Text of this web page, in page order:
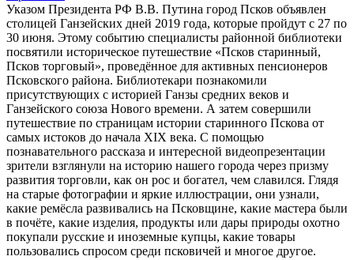
Указом Президента РФ В.В. Путина город Псков объявлен
столицей Ганзейских дней 2019 года, которые пройдут с 27 по
30 июня. Этому событию специалисты районной библиотеки
посвятили историческое путешествие «Псков старинный,
Псков торговый», проведённое для активных пенсионеров
Псковского района. Библиотекари познакомили
присутствующих с историей Ганзы средних веков и
Ганзейского союза Нового времени. А затем совершили
путешествие по страницам истории старинного Пскова от
самых истоков до начала XIX века. С помощью
познавательного рассказа и интересной видеопрезентации
зрители взглянули на историю нашего города через призму
развития торговли, как он рос и богател, чем славился. Глядя
на старые фотографии и яркие иллюстрации, они узнали,
какие ремёсла развивались на Псковщине, какие мастера были
в почёте, какие изделия, продукты или дары природы охотно
покупали русские и иноземные купцы, какие товары
пользовались спросом среди псковичей и многое другое.